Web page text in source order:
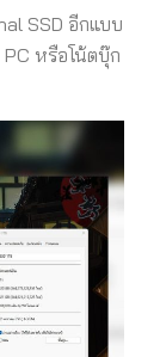
SSD อีกแบบ
หรือโน้ตบุ๊ก